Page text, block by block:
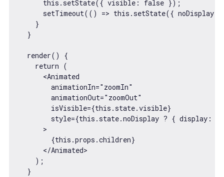
      this.setState({ visible: false });
setTimeout(() => this.setState({ noDisplay:
    }
  }
  render() {
    return (
      <Animated
        animationIn="zoomIn"
        animationOut="zoomOut"
        isVisible={this.state.visible}
style={this.state.noDisplay ? { display:
      >
        {this.props.children}
      </Animated>
    );
  }